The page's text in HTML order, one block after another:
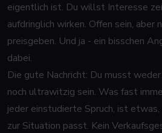
eigentlich ist. Du willst Interesse
aufdringlich wirken. Offen sein, aber
preisgeben. Und ja - ein bisschen
dabei.
Die gute Nachricht: Du musst
noch ultrawitzig sein. Was fast
jeder einstudierte Spruch, ist
zur Situation passt. Kein